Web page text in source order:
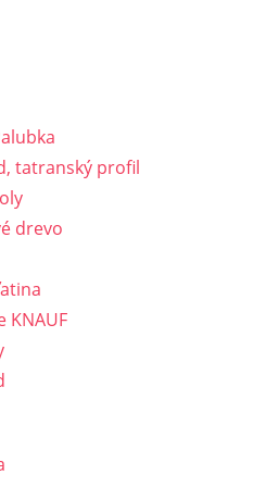
tatranský profil
drevo
KNAUF